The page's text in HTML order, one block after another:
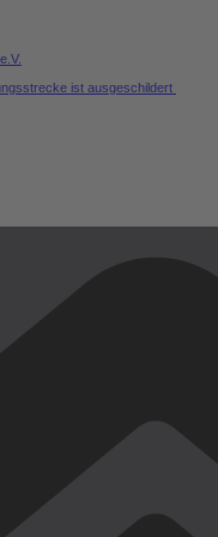
ist ausgeschildert